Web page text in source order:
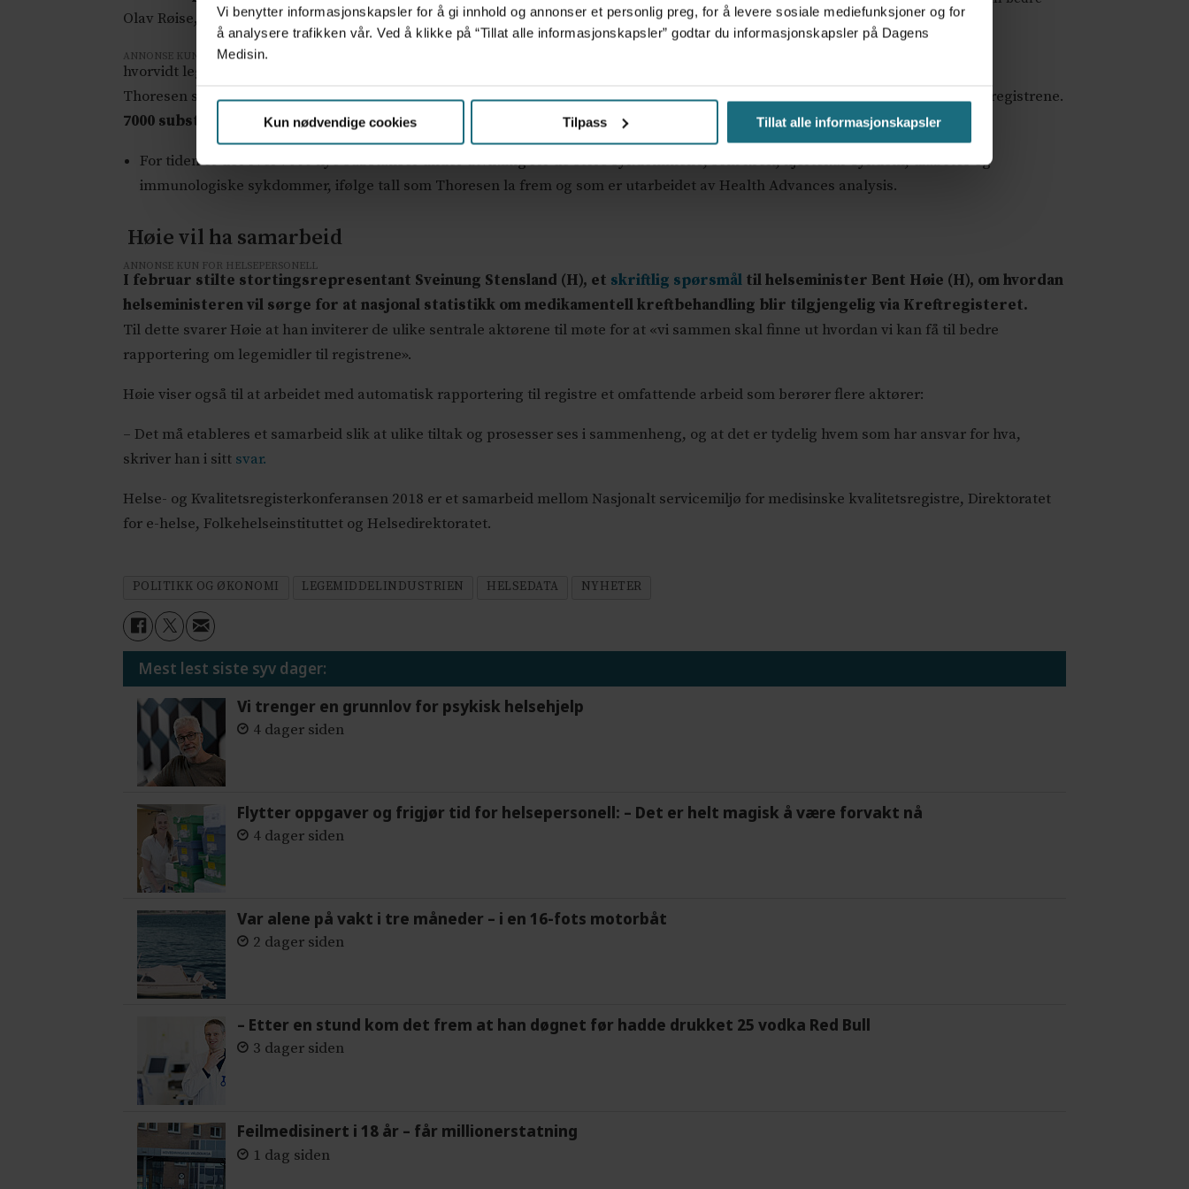
Vi benytter informasjonskapsler for å gi innhold og annonser et personlig preg, for å levere sosiale mediefunksjoner og for
å analysere trafikken vår. Ved å klikke på “Tillat alle informasjonskapsler” godtar du informasjonskapsler på Dagens
Medisin.
Kun nødvendige cookies Tilpass Tillat alle informasjonskapsler
helsedata. Foto: Anne Grete Storvik
ANNONSE KUN FOR HELSEPERSONELL
Olav Røise, som er leder av styringsgruppa for Kvalitetsregistre, spurte Thoresen om
hvorvidt legemiddelindustrien vil bidra til investeringer - og om hvor lenge man i så fall må vente på det?
Thoresen svarte at dette er noe man nå vil se innen kort tid og at det er nå vilje i industrien for et godt samarbeid med med helseregistrene.
7000 substanser på vei
For tiden er det over 7000 nye substanser under utvikling for de store sykdommene, som kreft, hjertekar-sykdom, diabetes og
immunologiske sykdommer, ifølge tall som Thoresen la frem og som er utarbeidet av Health Advances analysis.
Høie vil ha samarbeid
ANNONSE KUN FOR HELSEPERSONELL
I februar stilte stortingsrepresentant Sveinung Stensland (H), et skriftlig spørsmål til helseminister Bent Høie (H), om hvordan
helseministeren vil sørge for at nasjonal statistikk om medikamentell kreftbehandling blir tilgjengelig via Kreftregisteret.
Til dette svarer Høie at han inviterer de ulike sentrale aktørene til møte for at «vi sammen skal finne ut hvordan vi kan få til bedre
rapportering om legemidler til registrene».
Høie viser også til at arbeidet med automatisk rapportering til registre et omfattende arbeid som berører flere aktører:
– Det må etableres et samarbeid slik at ulike tiltak og prosesser ses i sammenheng, og at det er tydelig hvem som har ansvar for hva,
skriver han i sitt svar.
Helse- og Kvalitetsregisterkonferansen 2018 er et samarbeid mellom Nasjonalt servicemiljø for medisinske kvalitetsregistre, Direktoratet
for e-helse, Folkehelseinstituttet og Helsedirektoratet.
POLITIKK OG ØKONOMI LEGEMIDDELINDUSTRIEN HELSEDATA NYHETER
Mest lest siste syv dager:
Vi trenger en grunnlov for psykisk helsehjelp
4 dager siden
Flytter oppgaver og frigjør tid for helsepersonell: – Det er helt magisk å være forvakt nå
4 dager siden
Var alene på vakt i tre måneder – i en 16-fots motorbåt
2 dager siden
– Etter en stund kom det frem at han døgnet før hadde drukket 25 vodka Red Bull
3 dager siden
Feilmedisinert i 18 år – får millionerstatning
1 dag siden